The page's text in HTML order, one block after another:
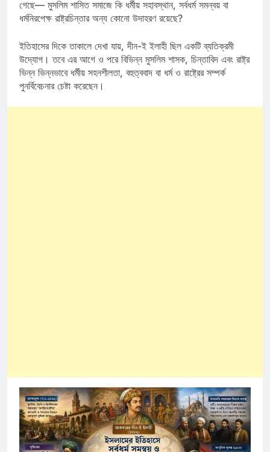
গেছে— মুসলিম শাসিত সমাজে কি ধর্মীয় সহাবস্থান, সর্বধর্ম সমন্বয় বা
ধর্মনিরপেক্ষ রাষ্ট্রচিন্তার অন্য কোনো উদাহরণ রয়েছে?
ইতিহাসের দিকে তাকালে দেখা যায়, দীন-ই ইলাহী ছিল একটি ব্যতিক্রমী
উদ্যোগ। তবে এর আগে ও পরে বিভিন্ন মুসলিম শাসক, চিন্তাবিদ এবং রাষ্ট্র
ভিন্ন ভিন্নভাবে ধর্মীয় সহনশীলতা, বহুত্ববাদ বা ধর্ম ও রাষ্ট্রের সম্পর্ক
পুনর্বিবেচনার চেষ্টা করেছেন।